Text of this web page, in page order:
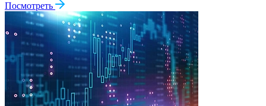
Посмотреть